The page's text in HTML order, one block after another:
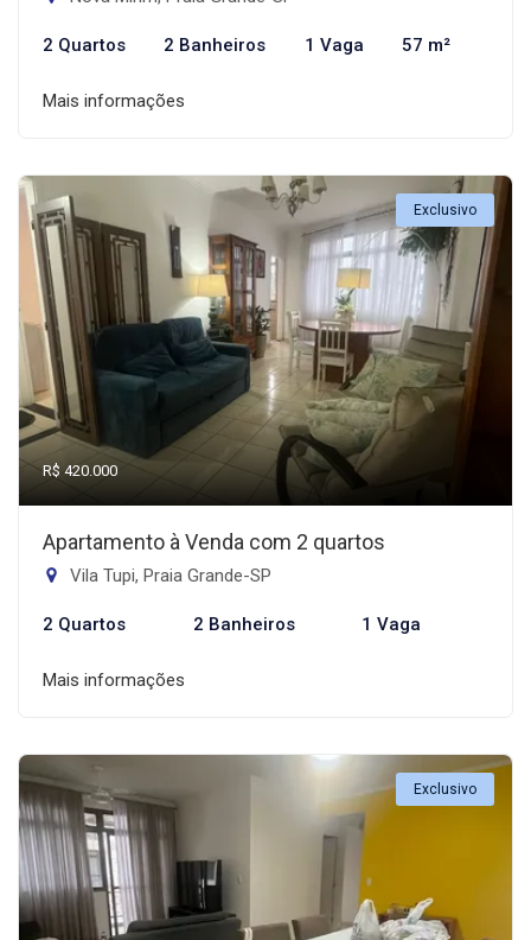
2 Quartos 2 Banheiros 1 Vaga 57 m²
Mais informações
Exclusivo
R$ 420.000
Apartamento à Venda com 2 quartos
Vila Tupi, Praia Grande-SP
2 Quartos 2 Banheiros 1 Vaga
Mais informações
Exclusivo